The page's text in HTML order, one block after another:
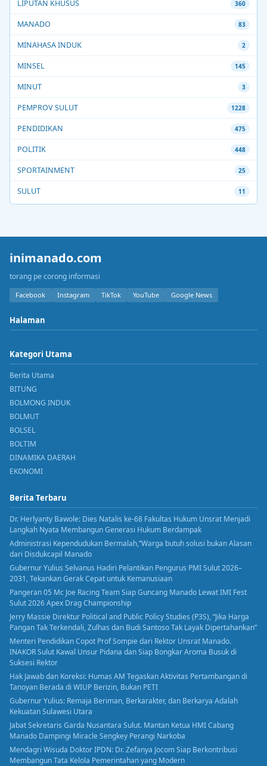
LIPUTAN KHUSUS 360
MANADO 83
MINAHASA INDUK 2
MINSEL 145
MINUT 3
PEMPROV SULUT 1228
PENDIDIKAN 475
POLITIK 448
SPORTAINMENT 25
SULUT 11
inimanado.com
torang pe corong informasi
Facebook Instagram TikTok YouTube Google News
Halaman
Kategori Utama
Berita Utama
BITUNG
BOLMONG INDUK
BOLMUT
BOLSEL
BOLTIM
DINAMIKA DAERAH
EKONOMI
Berita Terbaru
Dr. Herlyanty Bawole: Dies Natalis ke-68 Fakultas Hukum Unsrat Menjadi
Langkah Nyata Membangun Generasi Hukum Berdampak
Administrasi Kependudukan Bermalah,”Warga butuh solusi bukan Alasan
dari Disdukcapil Manado
Gubernur Yulius Selvanus Hadiri Pelantikan Pengurus PMI Sulut 2026–
2031, Tekankan Gerak Cepat untuk Kemanusiaan
Pangeran 05 Mc Joe Racing Team Siap Guncang Manado Lewat IMI Fest
Sulut 2026 Apex Drag Championship
Jerry Massie Direktur Political and Public Policy Studies (P3S), “Jika Harga
Pangan Tak Terkendali, Zulhas dan Budi Santoso Tak Layak Dipertahankan”
Menteri Pendidikan Copot Prof Sompie dari Rektor Unsrat Manado.
INAKOR Sulut Kawal Unsur Pidana dan Siap Bongkar Aroma Busuk di
Suksesi Rektor
Hak Jawab dan Koreksi: Humas AM Tegaskan Aktivitas Pertambangan di
Tanoyan Berada di WIUP Berizin, Bukan PETI
Gubernur Yulius: Remaja Beriman, Berkarakter, dan Berkarya Adalah
Kekuatan Sulawesi Utara
Jabat Sekretaris Garda Nusantara Sulut. Mantan Ketua HMI Cabang
Manado Dampingi Miracle Sengkey Perangi Narkoba
Mendagri Wisuda Doktor IPDN: Dr. Zefanya Jocom Siap Berkontribusi
Membangun Tata Kelola Pemerintahan yang Modern